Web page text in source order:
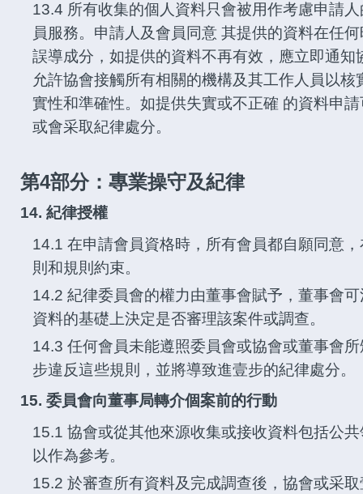
13.4 所有收集的個人資料只會被用作考慮申請
員服務。申請人及會員同意 其提供的資料在任
誤導成分，如提供的資料不再有效，應立即通知
允許協會接觸所有相關的機構及其工作人員以
實性和準確性。如提供失實或不正確 的資料申
或會采取紀律處分。
第4部分：專業操守及紀律
14. 紀律授權
14.1 在申請會員資格時，所有會員都自願同意
則和規則約束。
14.2 紀律委員會的權力由董事會賦予，董事會
資料的基礎上決定是否審理該案件或調查。
14.3 任何會員未能遵照委員會或協會或董事會
步違反這些規則，並將導致進壹步的紀律處分。
15. 委員會向董事局轉介個案前的行動
15.1 協會或從其他來源收集或接收資料包括公
以作為參考。
15.2 於審查所有資料及完成調查後，協會或采